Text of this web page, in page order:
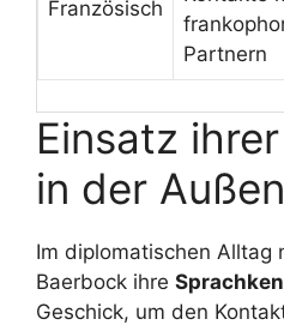
Französisch
Partnern
Einsatz
in der
Im diplomatischen Alltag
Baerbock ihre
Geschick, um den